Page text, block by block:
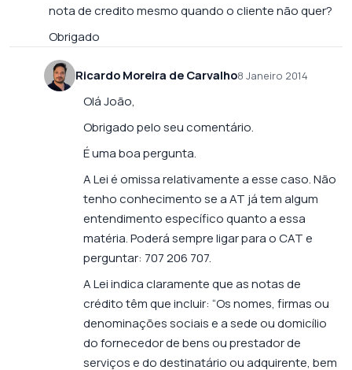
nota de credito mesmo quando o cliente não quer?
Obrigado
Ricardo Moreira de Carvalho8 Janeiro 2014
Olá João,
Obrigado pelo seu comentário.
É uma boa pergunta.
A Lei é omissa relativamente a esse caso. Não
tenho conhecimento se a AT já tem algum
entendimento específico quanto a essa
matéria. Poderá sempre ligar para o CAT e
perguntar: 707 206 707.
A Lei indica claramente que as notas de
crédito têm que incluir: “Os nomes, firmas ou
denominações sociais e a sede ou domicílio
do fornecedor de bens ou prestador de
serviços e do destinatário ou adquirente, bem